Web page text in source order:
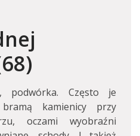
podwórka. Często je
kamienicy przy
oczami wyobraźni